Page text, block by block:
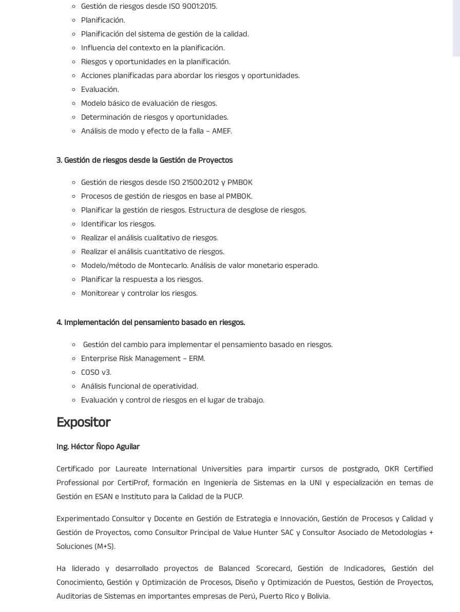
Gestión de riesgos desde ISO 9001:2015.
Planificación.
Planificación del sistema de gestión de la calidad.
Influencia del contexto en la planificación.
Riesgos y oportunidades en la planificación.
Acciones planificadas para abordar los riesgos y oportunidades.
Evaluación.
Modelo básico de evaluación de riesgos.
Determinación de riesgos y oportunidades.
Análisis de modo y efecto de la falla – AMEF.
3. Gestión de riesgos desde la Gestión de Proyectos
Gestión de riesgos desde ISO 21500:2012 y PMBOK
Procesos de gestión de riesgos en base al PMBOK.
Planificar la gestión de riesgos. Estructura de desglose de riesgos.
Identificar los riesgos.
Realizar el análisis cualitativo de riesgos.
Realizar el análisis cuantitativo de riesgos.
Modelo/método de Montecarlo. Análisis de valor monetario esperado.
Planificar la respuesta a los riesgos.
Monitorear y controlar los riesgos.
4. Implementación del pensamiento basado en riesgos.
Gestión del cambio para implementar el pensamiento basado en riesgos.
Enterprise Risk Management – ERM.
COSO v3.
Análisis funcional de operatividad.
Evaluación y control de riesgos en el lugar de trabajo.
Expositor
Ing. Héctor Ñopo Aguilar
Certificado por Laureate International Universities para impartir cursos de postgrado, OKR Certified
Professional por CertiProf, formación en Ingeniería de Sistemas en la UNI y especialización en temas de
Gestión en ESAN e Instituto para la Calidad de la PUCP.
Experimentado Consultor y Docente en Gestión de Estrategia e Innovación, Gestión de Procesos y Calidad y
Gestión de Proyectos, como Consultor Principal de Value Hunter SAC y Consultor Asociado de Metodologías +
Soluciones (M+S).
Ha liderado y desarrollado proyectos de Balanced Scorecard, Gestión de Indicadores, Gestión del
Conocimiento, Gestión y Optimización de Procesos, Diseño y Optimización de Puestos, Gestión de Proyectos,
Auditorias de Sistemas en importantes empresas de Perú, Puerto Rico y Bolivia.